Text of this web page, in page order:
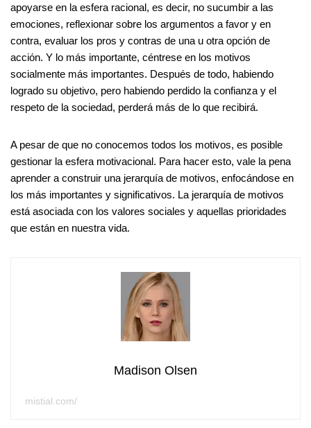
apoyarse en la esfera racional, es decir, no sucumbir a las
emociones, reflexionar sobre los argumentos a favor y en
contra, evaluar los pros y contras de una u otra opción de
acción. Y lo más importante, céntrese en los motivos
socialmente más importantes. Después de todo, habiendo
logrado su objetivo, pero habiendo perdido la confianza y el
respeto de la sociedad, perderá más de lo que recibirá.
A pesar de que no conocemos todos los motivos, es posible
gestionar la esfera motivacional. Para hacer esto, vale la pena
aprender a construir una jerarquía de motivos, enfocándose en
los más importantes y significativos. La jerarquía de motivos
está asociada con los valores sociales y aquellas prioridades
que están en nuestra vida.
Madison Olsen
mistial.com/